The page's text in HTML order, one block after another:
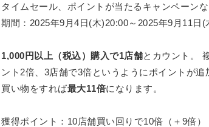
タイムセール、ポイントが当たるキャンペーン
期間：2025年9月4日(木)20:00～2025年9月11日(
1,000円以上（税込）購入で1店舗とカウント。
ント2倍、3店舗で3倍というようにポイントが追
買い物をすれば最大11倍になります。
獲得ポイント：10店舗買い回りで10倍（＋9倍）